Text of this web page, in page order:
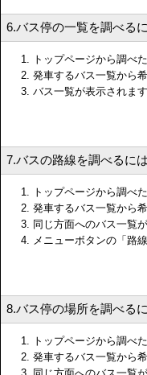
6.バス停の一覧を調べる
トップページから調べ
発車するバス一覧から
バス一覧が表示されます
7.バスの路線を調べるに
トップページから調べ
発車するバス一覧から
同じ方面へのバス一覧
メニューボタンの「路
8.バス停の場所を調べる
トップページから調べ
発車するバス一覧から